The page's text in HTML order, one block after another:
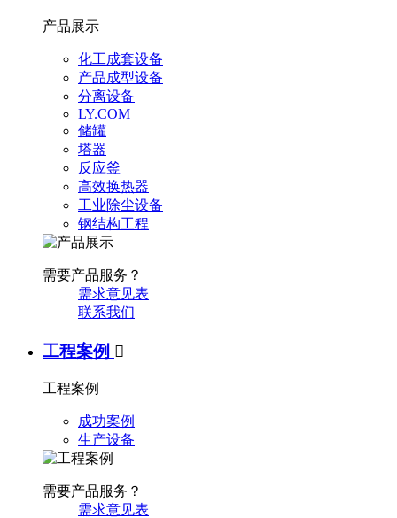
产品展示
化工成套设备
产品成型设备
分离设备
LY.COM
储罐
塔器
反应釜
高效换热器
工业除尘设备
钢结构工程
需要产品服务？
需求意见表
联系我们
工程案例 
工程案例
成功案例
生产设备
需要产品服务？
需求意见表